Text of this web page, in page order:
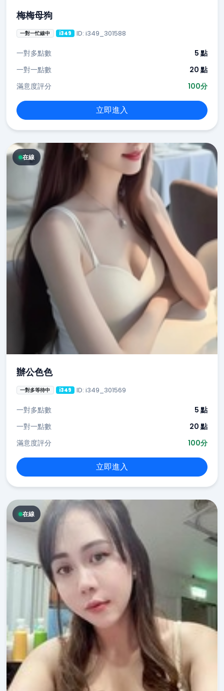
梅梅母狗
一對一忙線中 i349 ID: i349_301588
一對多點數
5 點
一對一點數
20 點
滿意度評分
100分
立即進入
在線
辦公色色
一對多等待中 i349 ID: i349_301569
一對多點數
5 點
一對一點數
20 點
滿意度評分
100分
立即進入
在線